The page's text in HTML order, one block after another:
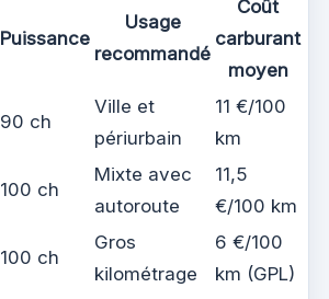
Puissance
Usage
recommandé
Coût
carburant
moyen
90 ch
Ville et
périurbain
11 €/100
km
100 ch
Mixte avec
autoroute
11,5
€/100 km
100 ch
Gros
kilométrage
6 €/100
km (GPL)